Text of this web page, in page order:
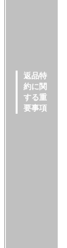
返品特
約に関
する重
要事項